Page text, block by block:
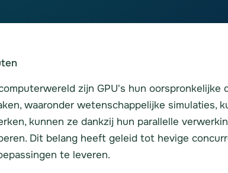
zijn GPU's hun
waaronder wetenschappelijke simulaties,
kunnen ze dankzij hun parallelle
Dit belang heeft geleid tot hevige
te leveren.